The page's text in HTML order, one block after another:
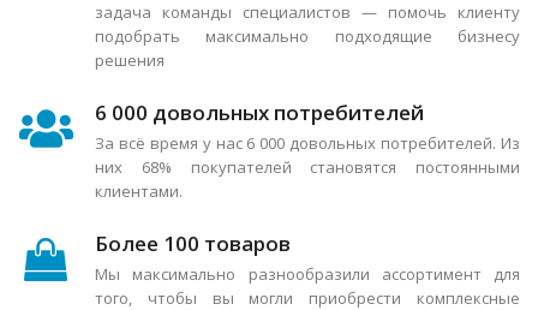
задача команды специалистов — помочь клиенту
подобрать максимально подходящие бизнесу
решения
6 000 довольных потребителей
За всё время у нас 6 000 довольных потребителей. Из
них 68% покупателей становятся постоянными
клиентами.
Более 100 товаров
Мы максимально разнообразили ассортимент для
того, чтобы вы могли приобрести комплексные